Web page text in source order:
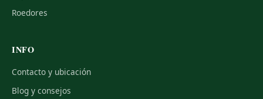
Roedores
INFO
Contacto y ubicación
Blog y consejos